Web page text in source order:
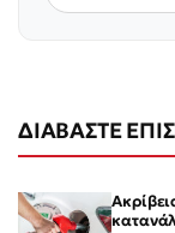
ΔΙΑΒΑΣΤΕ